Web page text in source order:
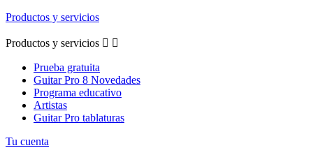
Productos y servicios
Productos y servicios  
Prueba gratuita
Guitar Pro 8 Novedades
Programa educativo
Artistas
Guitar Pro tablaturas
Tu cuenta